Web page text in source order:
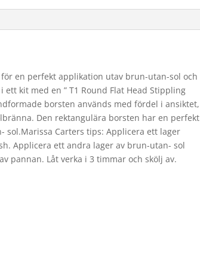
en perfekt applikation utav brun-utan-sol och
kit med en ” T1 Round Flat Head Stippling
borsten används med fördel i ansiktet,
Den rektangulära borsten har en perfekt
sol.Marissa Carters tips: Applicera ett lager
Applicera ett andra lager av brun-utan- sol
pannan. Låt verka i 3 timmar och skölj av.